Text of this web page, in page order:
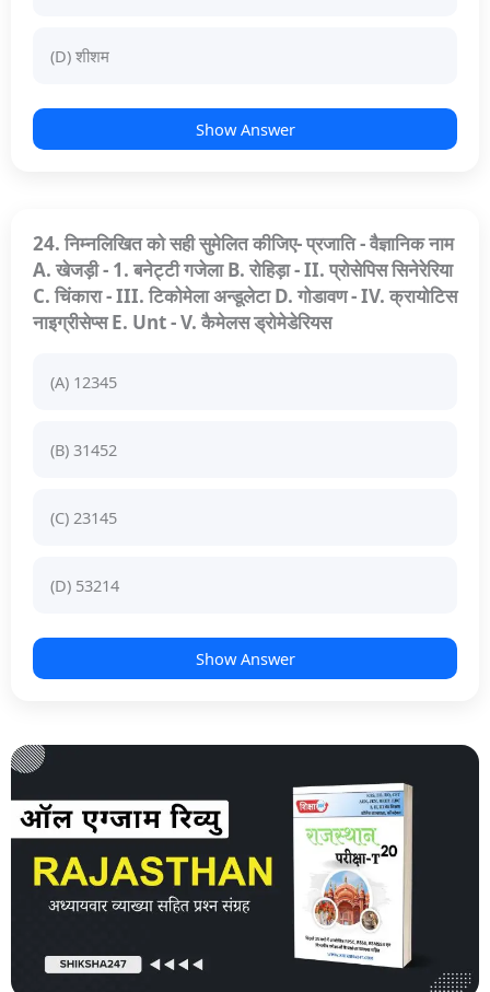
(D) शीशम
Show Answer
24. निम्नलिखित को सही सुमेलित कीजिए- प्रजाति - वैज्ञानिक नाम
A. खेजड़ी - 1. बनेट्टी गजेला B. रोहिड़ा - II. प्रोसेपिस सिनेरेरिया
C. चिंकारा - III. टिकोमेला अन्डूलेटा D. गोडावण - IV. क्रायोटिस
नाइग्रीसेप्स E. Unt - V. कैमेलस ड्रोमेडेरियस
(A) 12345
(B) 31452
(C) 23145
(D) 53214
Show Answer